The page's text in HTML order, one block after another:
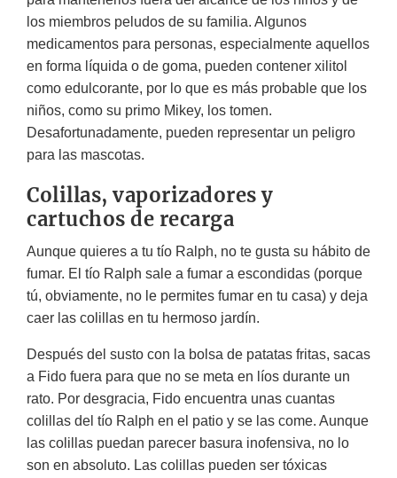
los miembros peludos de su familia. Algunos
medicamentos para personas, especialmente aquellos
en forma líquida o de goma, pueden contener xilitol
como edulcorante, por lo que es más probable que los
niños, como su primo Mikey, los tomen.
Desafortunadamente, pueden representar un peligro
para las mascotas.
Colillas, vaporizadores y
cartuchos de recarga
Aunque quieres a tu tío Ralph, no te gusta su hábito de
fumar. El tío Ralph sale a fumar a escondidas (porque
tú, obviamente, no le permites fumar en tu casa) y deja
caer las colillas en tu hermoso jardín.
Después del susto con la bolsa de patatas fritas, sacas
a Fido fuera para que no se meta en líos durante un
rato. Por desgracia, Fido encuentra unas cuantas
colillas del tío Ralph en el patio y se las come. Aunque
las colillas puedan parecer basura inofensiva, no lo
son en absoluto. Las colillas pueden ser tóxicas